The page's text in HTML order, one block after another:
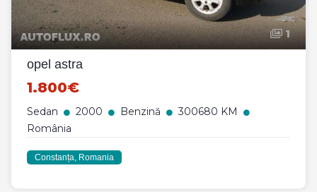
1
opel astra
1.800€
Sedan 2000 Benzină
300680 KM
România
Constanța, Romania